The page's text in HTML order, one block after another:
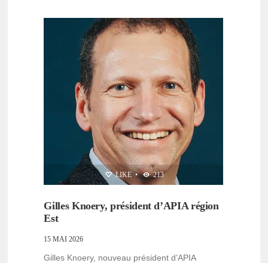
LIKE • 213
Gilles Knoery, président d’APIA région
Est
15 MAI 2026
Gilles Knoery, nouveau président d’APIA